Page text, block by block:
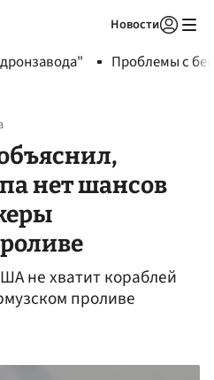
Новости
Проблемы с
нет шансов
не хватит кораблей
проливе